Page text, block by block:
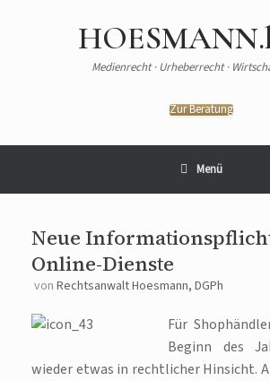
Medienrecht · Urheberrecht ·
Zur Beratung
Menü
Neue
Online-Dienste
von Rechtsanwalt Hoesmann, DGPh
Für
Beginn des
wieder etwas in rechtlicher Hinsicht.